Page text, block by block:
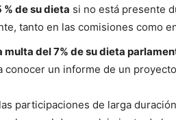
% de su dieta si no está presente
tanto en las comisiones como
multa del 7% de su dieta
conocer un informe de un
participaciones de larga